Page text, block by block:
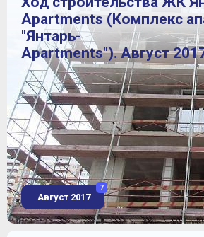
Apartments (Комплекс
"Янтарь-
Apartments"). Август
Август 2017
7